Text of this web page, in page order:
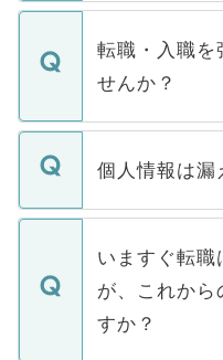
ます。通常、5
いただきます
マイナビ
うち約3割は、
けない「非公
下記の理由に
ません。
■応募殺到を避
関を公にしてし
に、医療機関
みを人材紹介
ています。
転職・入職を
せんか？
転職・入職を強
ん。また、仮
定を承諾する必
の辞退の連絡
個人情報は漏
個人情報が漏え
で、ご安心く
などで収集し
ご本人のキャ
支援を目的に
いますぐ転職
が、これから
すか？